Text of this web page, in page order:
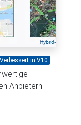
Verbessert in V10
Anbietern